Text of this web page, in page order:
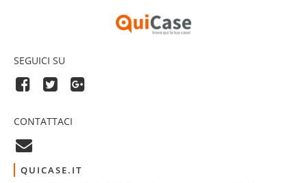
SEGUICI SU
CONTATTACI
QUICASE.IT